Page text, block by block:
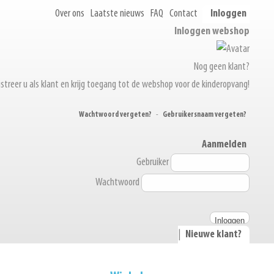
Over ons Laatste nieuws FAQ Contact
Inloggen
Inloggen webshop
Nog geen klant?
u als klant en krijg toegang tot de webshop voor de kinderopvang!
Wachtwoord vergeten? - Gebruikersnaam vergeten?
Aanmelden
Gebruiker
Wachtwoord
Nieuwe klant?